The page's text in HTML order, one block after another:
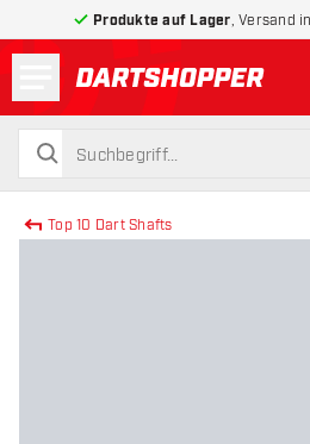
Produkte auf Lager , Versand
zurück zur
suchen
suchen
Top 10 Dart Shafts